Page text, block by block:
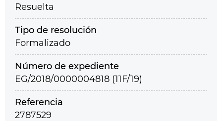
Resuelta
Tipo de resolución
Formalizado
Número de expediente
EG/2018/0000004818 (11F/19)
Referencia
2787529